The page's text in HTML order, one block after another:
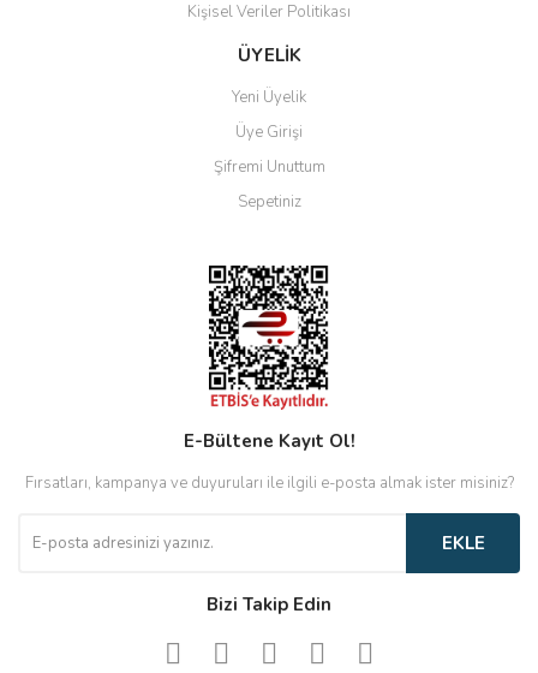
Gönder
Kişisel Veriler Politikası
ÜYELİK
Yeni Üyelik
Üye Girişi
Şifremi Unuttum
Sepetiniz
E-Bültene Kayıt Ol!
Fırsatları, kampanya ve duyuruları ile ilgili e-posta almak ister misiniz?
EKLE
Bizi Takip Edin